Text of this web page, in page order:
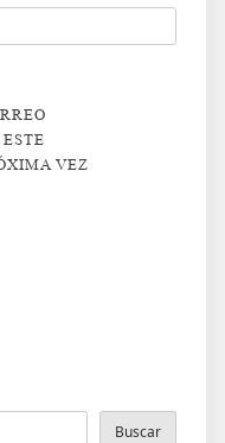
VEZ
Buscar